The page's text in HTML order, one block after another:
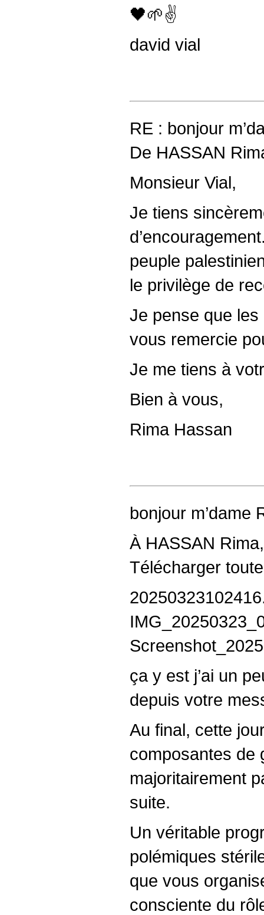
🖤🌱✌️
david vial
RE : bonjour
De HASSAN
Monsieur Vial,
Je tiens
peuple
le privilège de
Je pense que les
vous remercie
Je me tiens à
Bien à vous,
Rima Hassan
bonjour m’dame
À HASSAN
Télécharger
ça y est j’ai un
depuis votre
Au final, cette
composantes de
majoritairement
suite.
Un véritable
polémiques
que vous
consciente du